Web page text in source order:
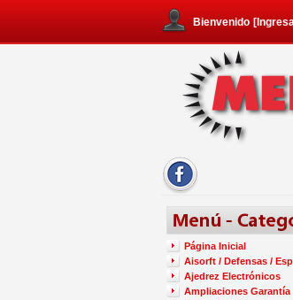
Bienvenido [
Página Inicial
Aisorft / Defensas /
Ajedrez Electrónicos
Ampliaciones Garantía